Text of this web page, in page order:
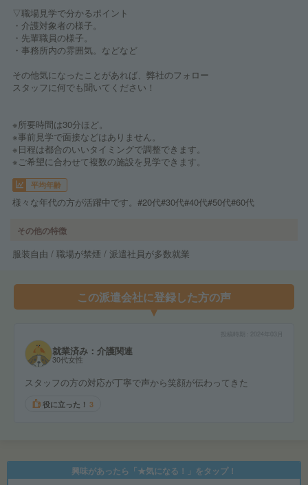
▽職場見学で分かるポイント
・介護対象者の様子。
・先輩職員の様子。
・事務所内の雰囲気。などなど
その他気になったことがあれば、弊社のフォロー
スタッフに何でも聞いてください！
※所要時間は30分ほど。
※事前見学で面接などはありません。
※日程は都合のいいタイミングで調整できます。
※ご希望に合わせて複数の施設を見学できます。
平均年齢
様々な年代の方が活躍中です。#20代#30代#40代#50代#60代
その他の特徴
服装自由 / 職場が禁煙 / 派遣社員が多数就業
この派遣会社に登録した方の声
2024年03月
就業済み：介護関連
30代女性
スタッフの方の対応が丁寧で声から笑顔が伝わってきた
役に立った！ 3
興味があったら「★気になる！」をタップ！